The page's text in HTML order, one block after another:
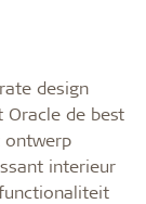
design
Oracle de best
ontwerp
interieur